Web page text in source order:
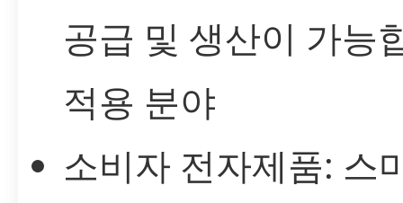
공급 및 생산이 가능
적용 분야
소비자 전자제품: 스